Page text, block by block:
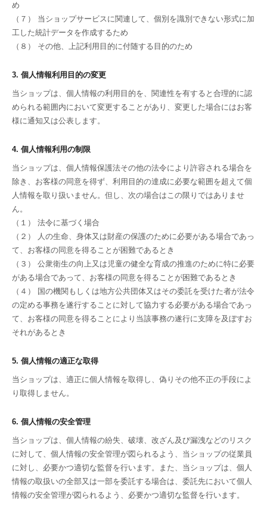
め
（７） 当ショップサービスに関連して、個別を識別できない形式に加
工した統計データを作成するため
（８） その他、上記利用目的に付随する目的のため
3. 個人情報利用目的の変更
当ショップは、個人情報の利用目的を、関連性を有すると合理的に認
められる範囲内において変更することがあり、変更した場合にはお客
様に通知又は公表します。
4. 個人情報利用の制限
当ショップは、個人情報保護法その他の法令により許容される場合を
除き、お客様の同意を得ず、利用目的の達成に必要な範囲を超えて個
人情報を取り扱いません。但し、次の場合はこの限りではありませ
ん。
（１） 法令に基づく場合
（２） 人の生命、身体又は財産の保護のために必要がある場合であっ
て、お客様の同意を得ることが困難であるとき
（３） 公衆衛生の向上又は児童の健全な育成の推進のために特に必要
がある場合であって、お客様の同意を得ることが困難であるとき
（４） 国の機関もしくは地方公共団体又はその委託を受けた者が法令
の定める事務を遂行することに対して協力する必要がある場合であっ
て、お客様の同意を得ることにより当該事務の遂行に支障を及ぼすお
それがあるとき
5. 個人情報の適正な取得
当ショップは、適正に個人情報を取得し、偽りその他不正の手段によ
り取得しません。
6. 個人情報の安全管理
当ショップは、個人情報の紛失、破壊、改ざん及び漏洩などのリスク
に対して、個人情報の安全管理が図られるよう、当ショップの従業員
に対し、必要かつ適切な監督を行います。また、当ショップは、個人
情報の取扱いの全部又は一部を委託する場合は、委託先において個人
情報の安全管理が図られるよう、必要かつ適切な監督を行います。